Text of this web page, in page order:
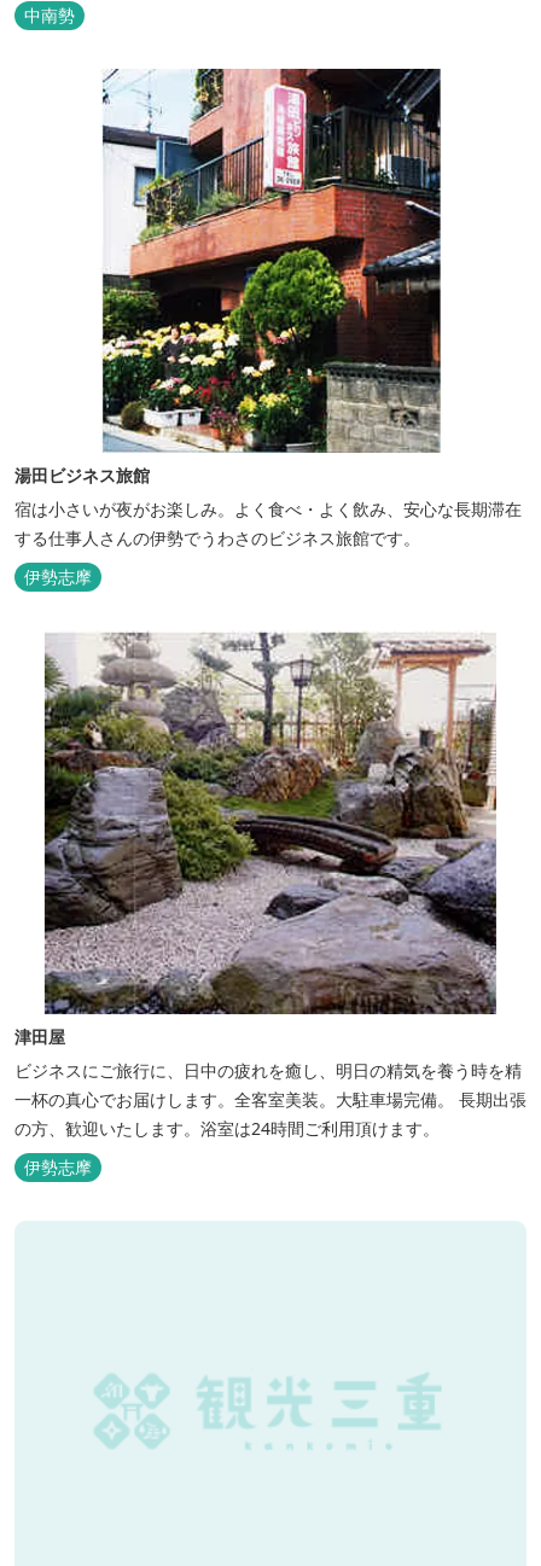
ルを発信しています。 めだかやタガメなど水生生物が生息し、初夏
にはホタルが飛び交う「メダカ池」や、約９０００本のあじさいが
植えられた「あじさいの小径」を散策し、遠い昔に過ごした懐かし
い田舎にタイムスリップしてみま...
中南勢
湯田ビジネス旅館
宿は小さいが夜がお楽しみ。よく食べ・よく飲み、安心な長期滞在
する仕事人さんの伊勢でうわさのビジネス旅館です。
伊勢志摩
津田屋
ビジネスにご旅行に、日中の疲れを癒し、明日の精気を養う時を精
一杯の真心でお届けします。全客室美装。大駐車場完備。 長期出張
の方、歓迎いたします。浴室は24時間ご利用頂けます。
伊勢志摩